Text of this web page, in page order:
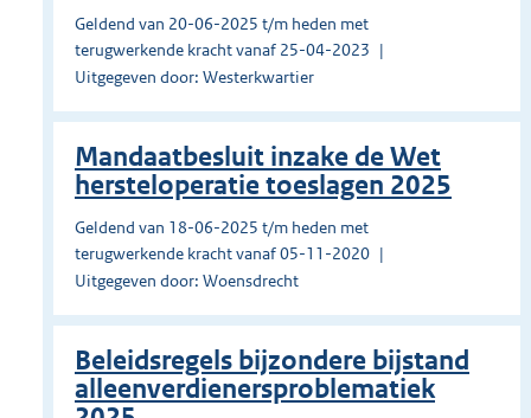
Geldend van 20-06-2025 t/m heden met
terugwerkende kracht vanaf 25-04-2023
Uitgegeven door: Westerkwartier
Mandaatbesluit inzake de Wet
hersteloperatie toeslagen 2025
Geldend van 18-06-2025 t/m heden met
terugwerkende kracht vanaf 05-11-2020
Uitgegeven door: Woensdrecht
Beleidsregels bijzondere bijstand
alleenverdienersproblematiek